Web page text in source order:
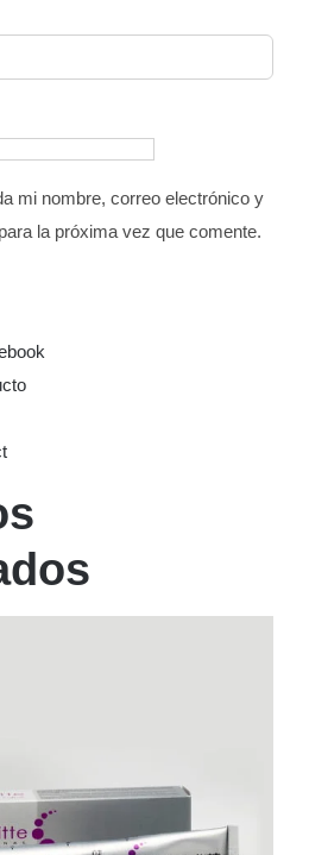
mi nombre, correo electrónico y
la próxima vez que comente.